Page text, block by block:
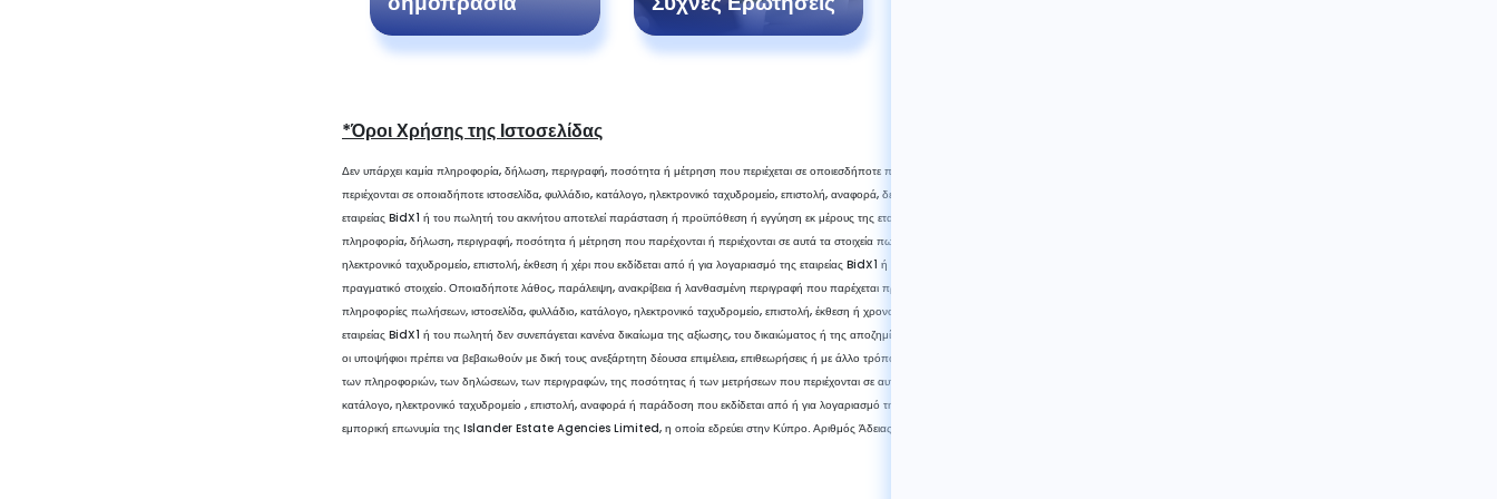
*Όροι Χρήσης της Ιστοσελίδας
Δεν υπάρχει καμία πληροφορία, δήλωση, περιγραφή, ποσότητα ή μέτρηση που περιέχεται σε οποιεσδήποτε πληροφορίες πωλήσεων ή που δίνονται προφορικά ή
περιέχονται σε οποιαδήποτε ιστοσελίδα, φυλλάδιο, κατάλογο, ηλεκτρονικό ταχυδρομείο, επιστολή, αναφορά, δελτίο ή χέρι που εκδίδεται από ή για λογαριασμό της
εταιρείας BidX1 ή του πωλητή του ακινήτου αποτελεί παράσταση ή προϋπόθεση ή εγγύηση εκ μέρους της εταιρείας BidX1 ή του πωλητή. Οποιαδήποτε
πληροφορία, δήλωση, περιγραφή, ποσότητα ή μέτρηση που παρέχονται ή περιέχονται σε αυτά τα στοιχεία πωλήσεων, ιστοσελίδα, φυλλάδιο, κατάλογο,
ηλεκτρονικό ταχυδρομείο, επιστολή, έκθεση ή χέρι που εκδίδεται από ή για λογαριασμό της εταιρείας BidX1 ή του πωλητή δεν πρέπει να λαμβάνονται υπόψη ως
πραγματικό στοιχείο. Οποιαδήποτε λάθος, παράλειψη, ανακρίβεια ή λανθασμένη περιγραφή που παρέχεται προφορικά ή περιλαμβάνεται σε οποιεσδήποτε
πληροφορίες πωλήσεων, ιστοσελίδα, φυλλάδιο, κατάλογο, ηλεκτρονικό ταχυδρομείο, επιστολή, έκθεση ή χρονοδιάγραμμα που εκδίδεται από ή για λογαριασμό της
εταιρείας BidX1 ή του πωλητή δεν συνεπάγεται κανένα δικαίωμα της αξίωσης, του δικαιώματος ή της αποζημίωσης έναντι της εταιρείας BidX1 ή του πωλητή. Όλοι
οι υποψήφιοι πρέπει να βεβαιωθούν με δική τους ανεξάρτητη δέουσα επιμέλεια, επιθεωρήσεις ή με άλλο τρόπο ως προς την ορθότητα οποιωνδήποτε και όλων
των πληροφοριών, των δηλώσεων, των περιγραφών, της ποσότητας ή των μετρήσεων που περιέχονται σε αυτά τα στοιχεία πώλησης, ιστοσελίδα, φυλλάδιο,
κατάλογο, ηλεκτρονικό ταχυδρομείο , επιστολή, αναφορά ή παράδοση που εκδίδεται από ή για λογαριασμό της εταιρείας BidX1 ή του πωλητή. Η BidX1 είναι
εμπορική επωνυμία της Islander Estate Agencies Limited, η οποία εδρεύει στην Κύπρο. Αριθμός Άδειας 579/E και Αριθμός Μητρώου 1367.